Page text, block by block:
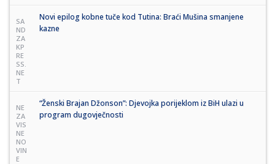
SA
ND
ZA
KP
RE
SS.
NE
T
Novi epilog kobne tuče kod Tutina: Braći Mušina smanjene
kazne
NE
ZA
VIS
NE
NO
VIN
E
“Ženski Brajan Džonson”: Djevojka porijeklom iz BiH ulazi u
program dugovječnosti